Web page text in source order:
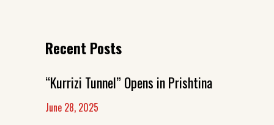
Recent Posts
“Kurrizi Tunnel” Opens in Prishtina
June 28, 2025